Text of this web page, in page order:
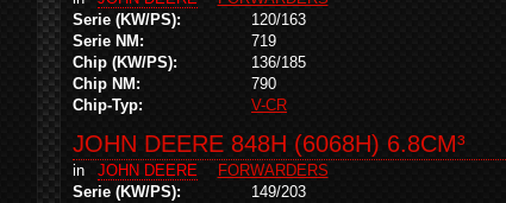
Serie (KW/PS):
120/163
Serie NM:
719
Chip (KW/PS):
136/185
Chip NM:
790
Chip-Typ:
V-CR
JOHN DEERE 848H (6068H) 6.8CM³
in JOHN DEERE
FORWARDERS
Serie (KW/PS):
149/203